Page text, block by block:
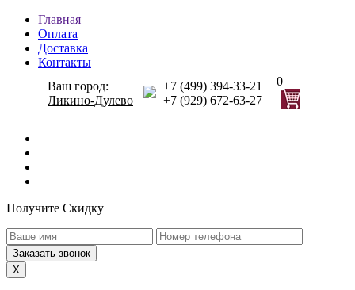
Главная
Оплата
Доставка
Контакты
Ваш город:
Ликино-Дулево
+7 (499) 394-33-21
+7 (929) 672-63-27
0
Получите Скидку
X